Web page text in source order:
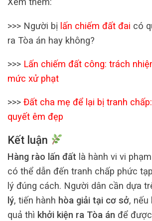
>>> Người bị lấn chiếm đất đai có
ra Tòa án hay không?
>>> Lấn chiếm đất công: trách
mức xử phạt
>>> Đất cha mẹ để lại bị tranh
quyết êm đẹp
Kết luận
Hàng rào lấn đất là hành vi vi
có thể dẫn đến tranh chấp phức
lý đúng cách. Người dân cần dựa
lý, tiến hành hòa giải tại cơ sở, nếu
quả thì khởi kiện ra Tòa án để